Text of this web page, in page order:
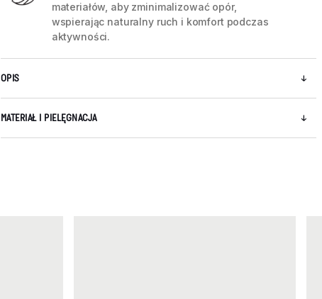
materiałów, aby zminimalizować opór,
wspierając naturalny ruch i komfort podczas
aktywności.
OPIS
MATERIAŁ I PIELĘGNACJA